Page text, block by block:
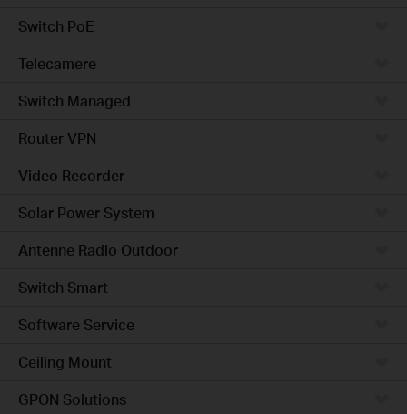
Switch PoE
Telecamere
Switch Managed
Router VPN
Video Recorder
Solar Power System
Antenne Radio Outdoor
Switch Smart
Software Service
Ceiling Mount
GPON Solutions